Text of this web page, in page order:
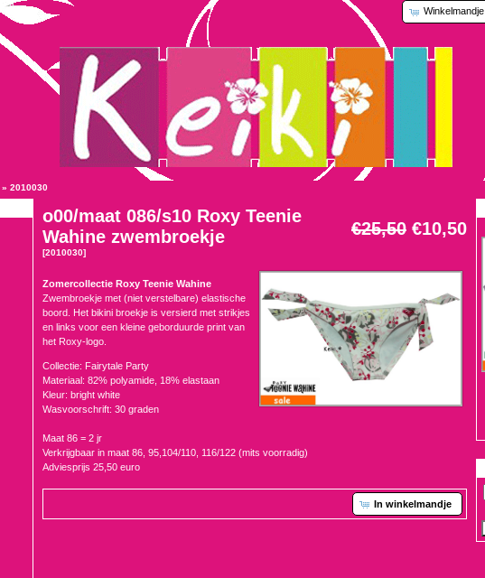
Winkelmandje
» 2010030
€25,50 €10,50
o00/maat 086/s10 Roxy Teenie
Wahine zwembroekje
[2010030]
Zomercollectie Roxy Teenie Wahine
Zwembroekje met (niet verstelbare) elastische
boord. Het bikini broekje is versierd met strikjes
en links voor een kleine geborduurde print van
het Roxy-logo.
Collectie: Fairytale Party
Materiaal: 82% polyamide, 18% elastaan
Kleur: bright white
Wasvoorschrift: 30 graden
Maat 86 = 2 jr
Verkrijgbaar in maat 86, 95,104/110, 116/122 (mits voorradig)
Adviesprijs 25,50 euro
In winkelmandje